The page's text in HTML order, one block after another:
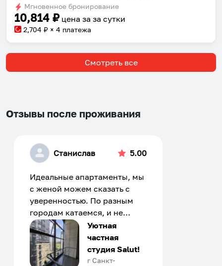
changing
dates.
changing
dates.
Мгновенное бронирование
10,814 ₽ цена за за сутки
2,704 ₽ × 4 платежа
Смотреть все
Отзывы после проживания
Станислав 5.00
Идеальные апартаменты, мы
с женой можем сказать с
уверенностью. По разным
городам катаемся, и не
только в России. Сервис на
отличном уровне. Хозяин
апартаментов доброй души
человек, всегда можно
Уютная
частная
студия Salut!
г Санкт-